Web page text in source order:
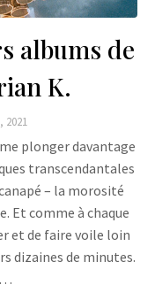
albums de
K.
2021
plonger davantage
transcendantales
– la morosité
Et comme à chaque
et de faire voile loin
dizaines de minutes.